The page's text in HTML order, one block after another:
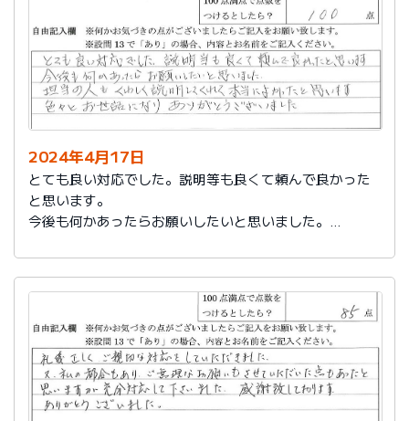
2024年4月17日
とても良い対応でした。説明等も良くて頼んで良かった
と思います。
今後も何かあったらお願いしたいと思いました。
います。
色々とお世話になりありがとうございました。